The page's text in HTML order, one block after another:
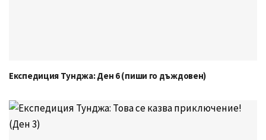
Експедиция Тунджа: Ден 6 (пиши го дъждовен)